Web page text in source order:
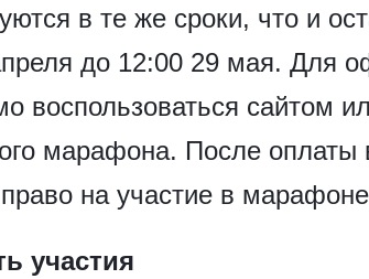
в те же сроки, что и
до 12:00 29 мая. Для
воспользоваться сайтом
марафона. После оплаты
на участие в
участия